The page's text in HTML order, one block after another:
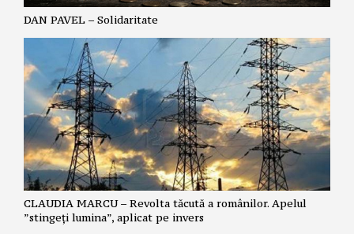
DAN PAVEL – Solidaritate
CLAUDIA MARCU – Revolta tăcută a românilor. Apelul
”stingeți lumina”, aplicat pe invers